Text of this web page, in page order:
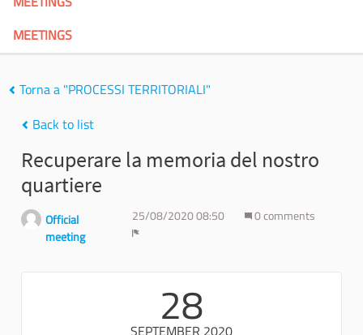
MEETINGS
Torna a "PROCESSI TERRITORIALI"
Back to list
Recuperare la memoria del nostro
quartiere
Official
meeting
25/08/2020 08:50
0 comments
28
SEPTEMBER 2020